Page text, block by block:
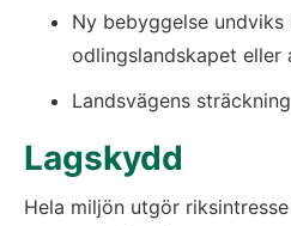
Ny bebyggelse
odlingslandskapet eller
Landsvägens
Lagskydd
Hela miljön utgör